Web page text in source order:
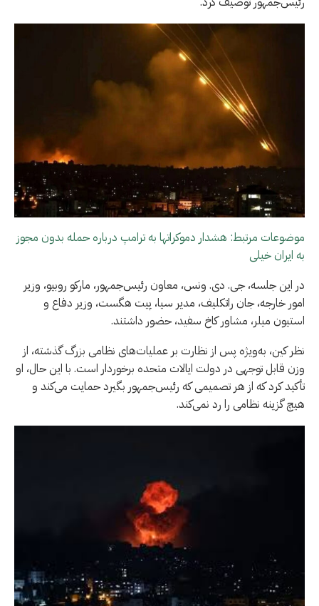
موضوعات مرتبط: هشدار دموکراتها به ترامپ درباره حمله بدون مجوز
به ایران خیلی
در این جلسه، جی. دی. ونس، معاون رئیس‌جمهور، مارکو روبیو، وزیر
امور خارجه، جان راتکلیف، مدیر سیا، پیت هگست، وزیر دفاع و
استیون میلر، مشاور کاخ سفید، حضور داشتند.
نظر کین، به‌ویژه پس از نظارت بر عملیات‌های نظامی بزرگ گذشته، از
وزن قابل توجهی در دولت ایالات متحده برخوردار است. با این حال، او
تأکید کرد که از هر تصمیمی که رئیس‌جمهور بگیرد حمایت می‌کند و
هیچ گزینه نظامی را رد نمی‌کند.